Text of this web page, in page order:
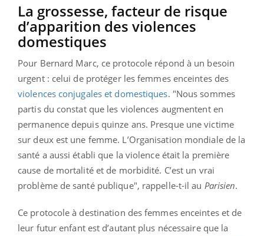
La grossesse, facteur de risque
d’apparition des violences
domestiques
Pour Bernard Marc, ce protocole répond à un besoin
urgent : celui de protéger les femmes enceintes des
violences conjugales et domestiques. "Nous sommes
partis du constat que les violences augmentent en
permanence depuis quinze ans. Presque une victime
sur deux est une femme. L’Organisation mondiale de la
santé a aussi établi que la violence était la première
cause de mortalité et de morbidité. C’est un vrai
problème de santé publique", rappelle-t-il au Parisien.
Ce protocole à destination des femmes enceintes et de
leur futur enfant est d’autant plus nécessaire que la